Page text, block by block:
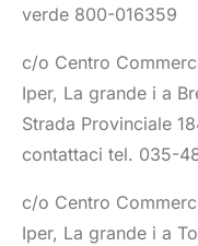
verde 800-016359
c/o Centro
Iper, La grande i a
Strada Provinciale
contattaci tel. 035-
c/o Centro
Iper, La grande i a